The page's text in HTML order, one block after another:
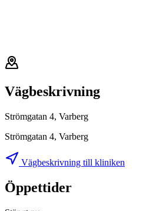
Vägbeskrivning
Strömgatan 4, Varberg
Strömgatan 4, Varberg
Vägbeskrivning till kliniken
Öppettider